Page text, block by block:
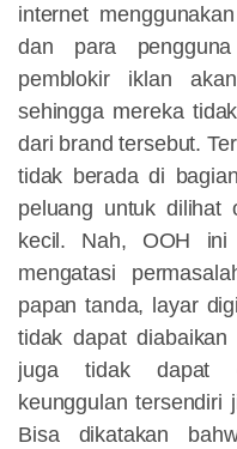
internet
dan para
pemblokir iklan
sehingga mereka
dari brand tersebut.
tidak berada di
peluang untuk dilihat
kecil. Nah, OOH ini
mengatasi
papan tanda, layar
tidak dapat
juga tidak dapat
keunggulan tersendiri
Bisa dikatakan